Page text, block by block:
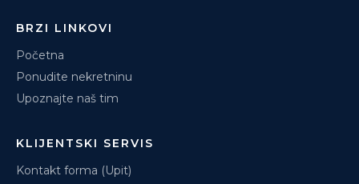
BRZI LINKOVI
Početna
Ponudite nekretninu
Upoznajte naš tim
KLIJENTSKI SERVIS
Kontakt forma (Upit)